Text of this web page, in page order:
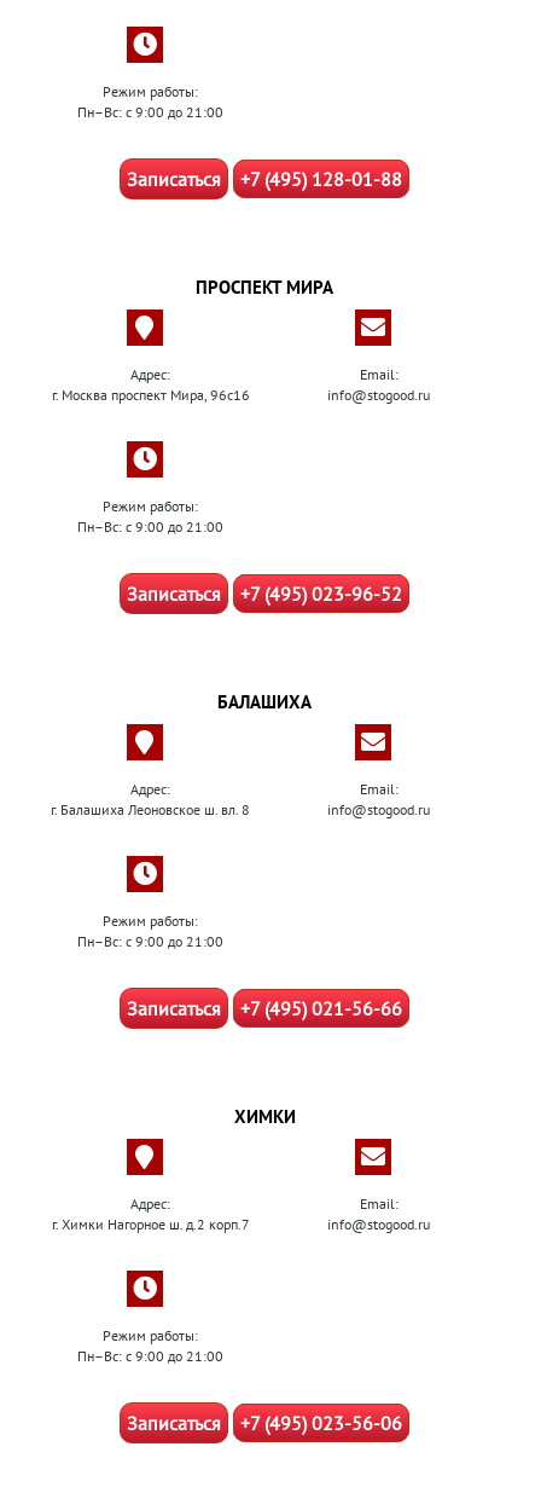
Режим работы:
Пн–Вс: с 9:00 до 21:00
Записаться +7 (495) 128-01-88
ПРОСПЕКТ МИРА
Адрес:
г. Москва проспект Мира, 96с16
Email:
info@stogood.ru
Режим работы:
Пн–Вс: с 9:00 до 21:00
Записаться +7 (495) 023-96-52
БАЛАШИХА
Адрес:
г. Балашиха Леоновское ш. вл. 8
Email:
info@stogood.ru
Режим работы:
Пн–Вс: с 9:00 до 21:00
Записаться +7 (495) 021-56-66
ХИМКИ
Адрес:
г. Химки Нагорное ш. д.2 корп.7
Email:
info@stogood.ru
Режим работы:
Пн–Вс: с 9:00 до 21:00
Записаться +7 (495) 023-56-06